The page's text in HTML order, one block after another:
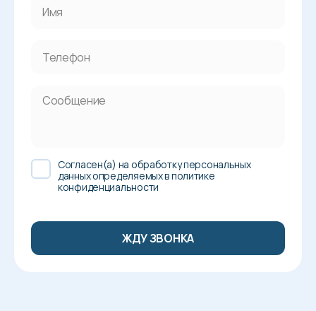
Cогласен(а) на обработку персональных
данных определяемых в политике
конфиденциальности